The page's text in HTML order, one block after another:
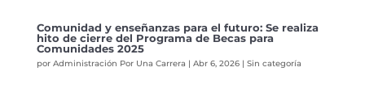
Comunidad y enseñanzas para el futuro: Se realiza
hito de cierre del Programa de Becas para
Comunidades 2025
por Administración Por Una Carrera | Abr 6, 2026| Sin categoría